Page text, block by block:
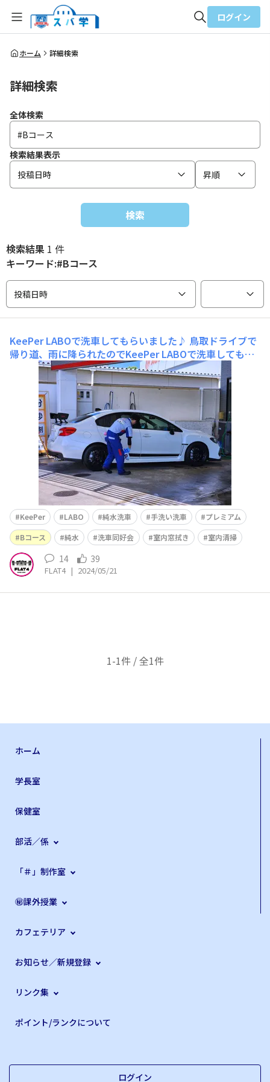
全体検索
ログイン
ホーム 詳細検索
詳細検索
全体検索
検索結果表示
投稿日時
昇順
検索
検索結果 1 件
キーワード:#Bコース
投稿日時
KeePer LABOで洗車してもらいました♪ 鳥取ドライブで
帰り道、雨に降られたのでKeePer LABOで洗車してもら
いました。純水手洗い洗車プレミアム（Bコース）内窓拭
き Mサイズまずはホイール洗浄剤を掛けてます アンダ
ーウォッシュで高圧洗浄機で下回りを洗います。 アワア
ワにします。&
KeePer LABO 純水洗車 手洗い洗車
プレミアム
Bコース
純水 洗車同好会 室内窓拭き 室内清掃
14 39
FLAT4 | 2024/05/21
1-1件 / 全1件
ホーム
学長室
保健室
部活／係
「＃」制作室
㊙課外授業
カフェテリア
お知らせ／新規登録
リンク集
ポイント/ランクについて
ログイン